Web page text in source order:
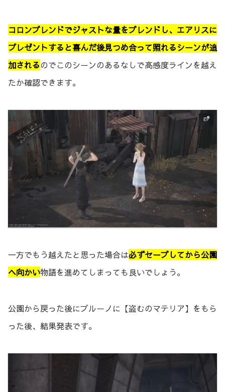
コロンブレンドでジャストな量をブレンドし、エアリスに
プレゼントすると喜んだ後見つめ合って照れるシーンが追
加されるのでこのシーンのあるなしで高感度ラインを越え
たか確認できます。
一方でもう越えたと思った場合は必ずセーブしてから公園
ヘ向かい物語を進めてしまっても良いでしょう。
公園から戻った後にブルーノに【盗むのマテリア】をもら
った後、結果発表です。